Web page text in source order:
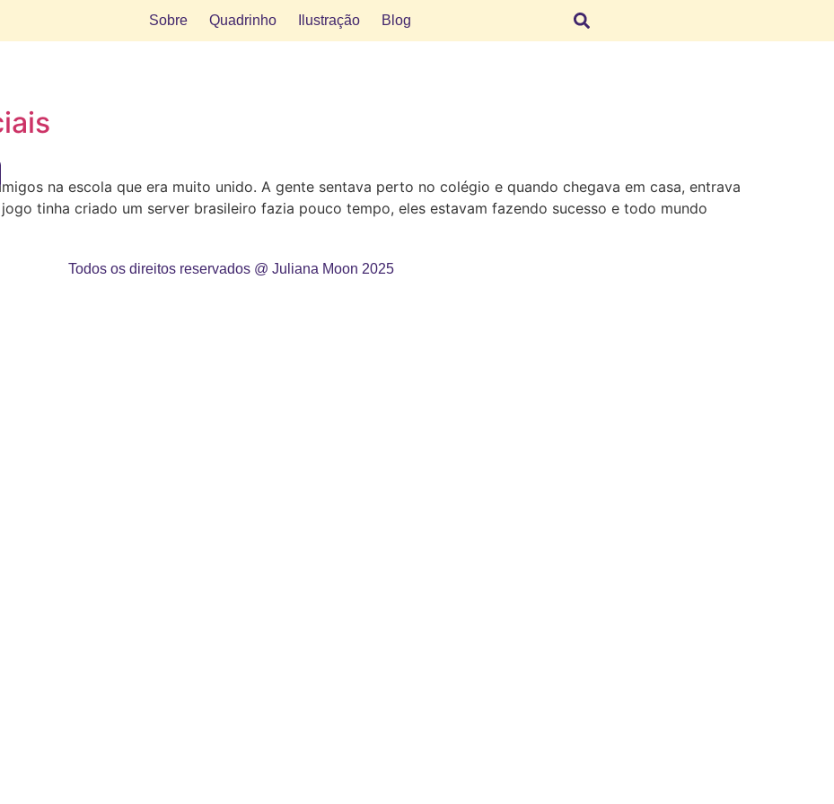
Sobre Quadrinho Ilustração Blog
na escola que era muito unido. A gente sentava perto no colégio e quando chegava em casa, entrava
tinha criado um server brasileiro fazia pouco tempo, eles estavam fazendo sucesso e todo mundo
Todos os direitos reservados @ Juliana Moon 2025